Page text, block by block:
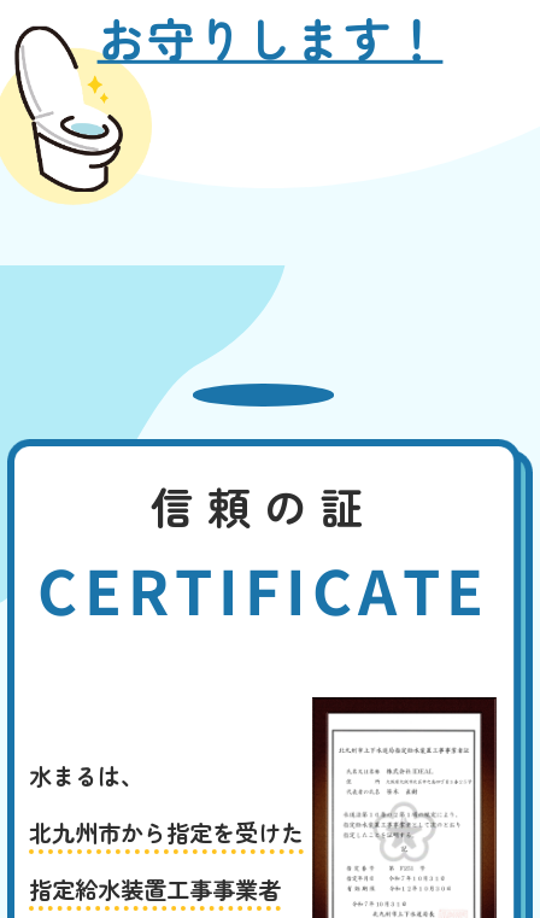
お守りします！
信頼の証
CERTIFICATE
水まるは、
北九州市から指定を受けた
指定給水装置工事事業者